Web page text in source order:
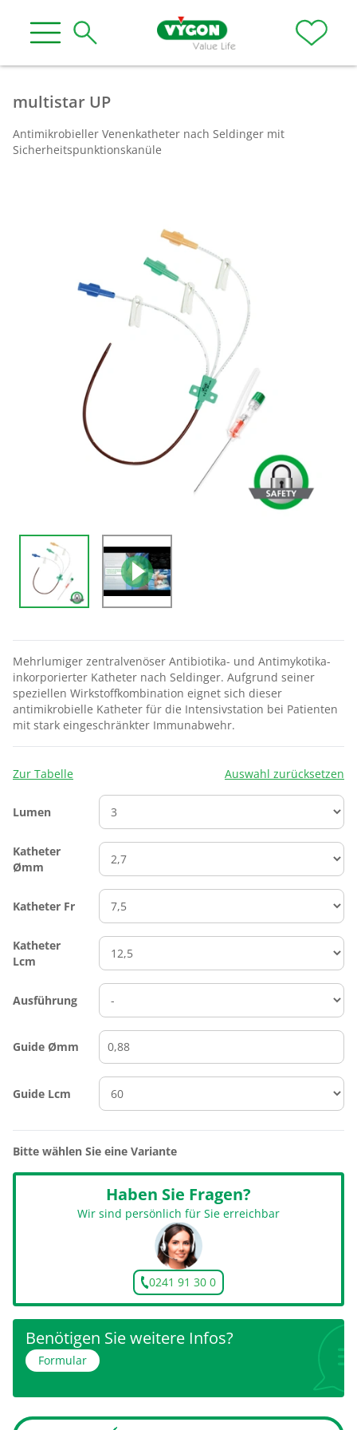
multistar UP
Antimikrobieller Venenkatheter nach Seldinger mit
Sicherheitspunktionskanüle
Mehrlumiger zentralvenöser Antibiotika- und Antimykotika-
inkorporierter Katheter nach Seldinger. Aufgrund seiner
speziellen Wirkstoffkombination eignet sich dieser
antimikrobielle Katheter für die Intensivstation bei Patienten
mit stark eingeschränkter Immunabwehr.
Zur Tabelle Auswahl zurücksetzen
Lumen
Katheter
Ømm
Katheter Fr
Katheter
Lcm
Ausführung
Guide Ømm
Guide Lcm
Bitte wählen Sie eine Variante
Haben Sie Fragen?
Wir sind persönlich für Sie erreichbar
0241 91 30 0
Benötigen Sie weitere Infos?
Formular